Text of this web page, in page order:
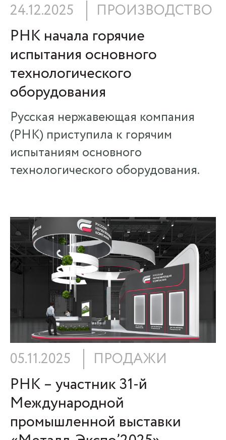
24.12.2025 ПРОИЗВОДСТВО
РНК начала горячие
испытания основного
технологического
оборудования
Русская нержавеющая компания
(РНК) приступила к горячим
испытаниям основного
технологического оборудования.
05.11.2025 ПРОДАЖИ
РНК – участник 31-й
Международной
промышленной выставки